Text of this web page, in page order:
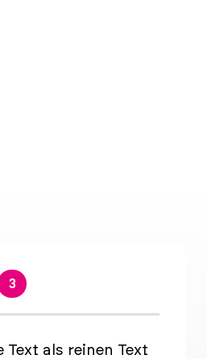
3
Text als reinen Text